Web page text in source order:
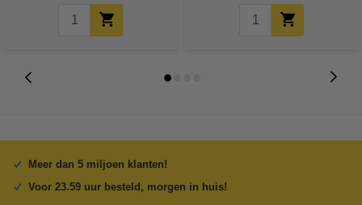
Meer dan 5 miljoen klanten!
Voor 23.59 uur besteld, morgen in huis!